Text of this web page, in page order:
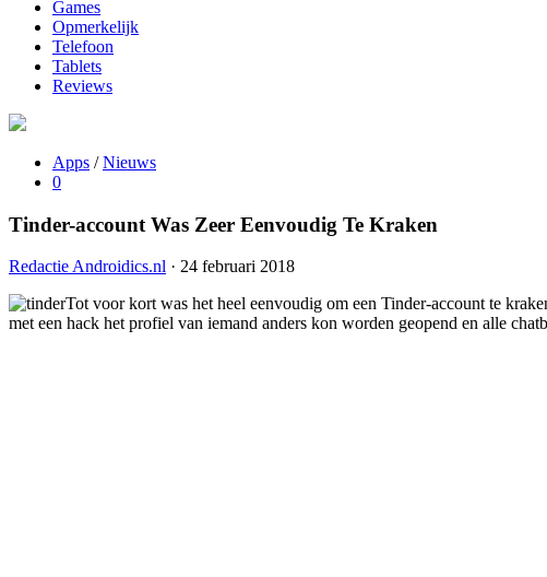
Games
Opmerkelijk
Telefoon
Tablets
Reviews
Apps / Nieuws
0
Tinder-account Was Zeer Eenvoudig Te Kraken
Redactie Androidics.nl · 24 februari 2018
Tot voor kort was het heel eenvoudig om een Tinder-account te
met een hack het profiel van iemand anders kon worden geopend en alle